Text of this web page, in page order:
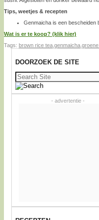
Tips, weetjes & recepten
Genmaicha is een bescheiden
Wat is er te koop? (klik hier)
Tags: brown rice tea genmaicha
DOORZOEK DE SITE
Zoeken
naar:
- advertentie -